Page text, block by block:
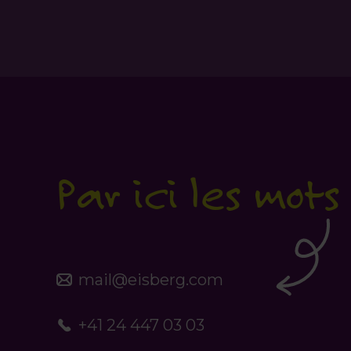
Par ici les
mail@eisberg.com
+41 24 447 03 03